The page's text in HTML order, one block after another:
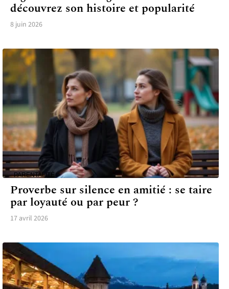
découvrez son histoire et popularité
8 juin 2026
PARENTALITÉ
Proverbe sur silence en amitié : se taire
par loyauté ou par peur ?
17 avril 2026